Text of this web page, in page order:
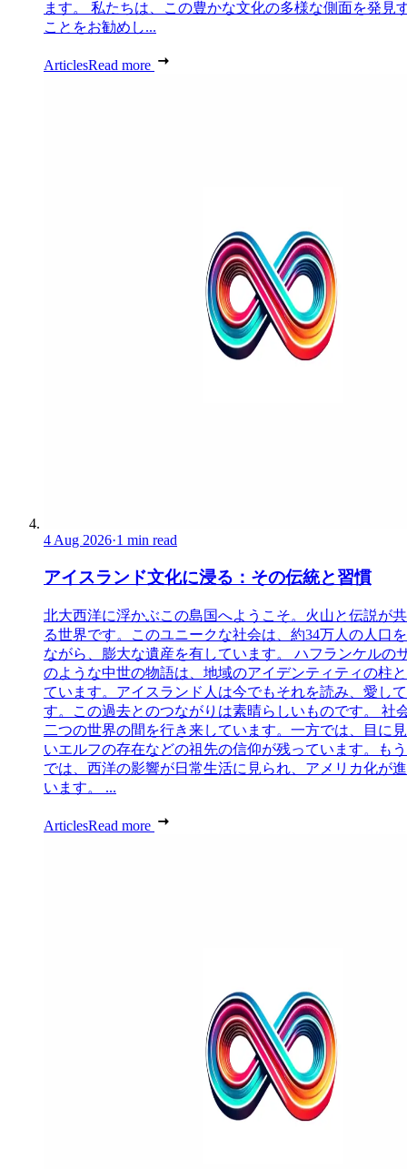
ます。 私たちは、この豊かな文化の多様な側面を発見
ことをお勧めし...
ArticlesRead more
4 Aug 2026·1 min read
アイスランド文化に浸る：その伝統と習慣
北大西洋に浮かぶこの島国へようこそ。火山と伝説が
る世界です。このユニークな社会は、約34万人の人口
ながら、膨大な遺産を有しています。 ハフランケルの
のような中世の物語は、地域のアイデンティティの柱
ています。アイスランド人は今でもそれを読み、愛し
す。この過去とのつながりは素晴らしいものです。 社
二つの世界の間を行き来しています。一方では、目に
いエルフの存在などの祖先の信仰が残っています。も
では、西洋の影響が日常生活に見られ、アメリカ化が
います。 ...
ArticlesRead more